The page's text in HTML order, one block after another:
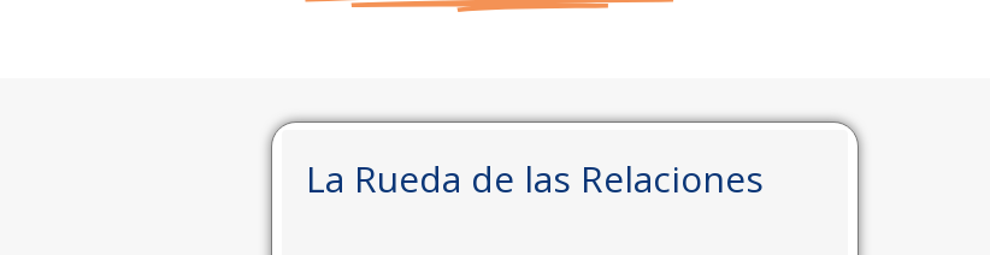
La Rueda de las Relaciones